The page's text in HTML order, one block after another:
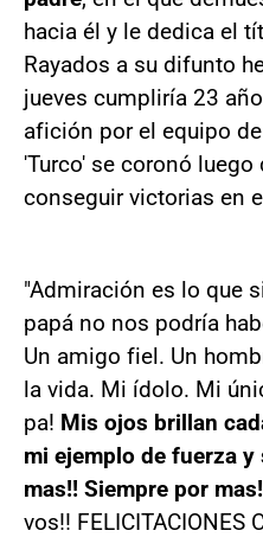
hacia él y le dedica el
Rayados a su difunto
jueves cumpliría 23
afición por el equipo
'Turco' se coronó
conseguir victorias en
"Admiración es lo que
papá no nos podría
Un amigo fiel. Un
la vida. Mi ídolo. Mi
pa! Mis ojos brillan
mi ejemplo de fuerza
mas!! Siempre por
vos!! FELICITACIONES